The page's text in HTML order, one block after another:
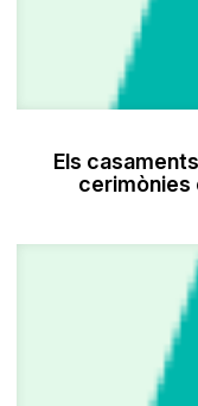
Els
cerimònies